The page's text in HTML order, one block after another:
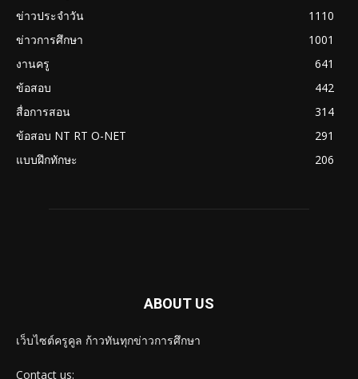
ข่าวประจำวัน
1110
ข่าวการศึกษา
1001
งานครู
641
ข้อสอบ
442
สื่อการสอน
314
ข้อสอบ NT RT O-NET
291
แบบฝึกทักษะ
206
ABOUT US
เว็บไซต์ครูคูล ก้าวทันทุกข่าวการศึกษา
Contact us: